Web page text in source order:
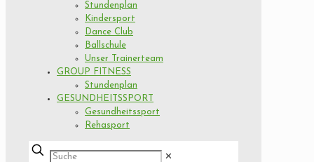
Stundenplan
Kindersport
Dance Club
Ballschule
Unser Trainerteam
GROUP FITNESS
Stundenplan
GESUNDHEITSSPORT
Gesundheitssport
Rehasport
✕